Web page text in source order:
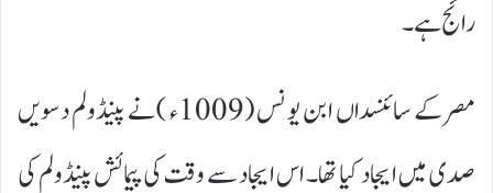
رائج ہے۔
مصر کے سائنسداں ابن یو نس (1009ء )نے پینڈولم دسویں
صدی میں ایجاد کیا تھا۔ اس ایجاد سے وقت کی پیمائش پینڈولم کی